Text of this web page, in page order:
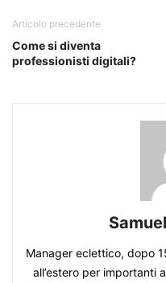
Articolo precedente
Come si diventa
professionisti digitali?
Manager eclettico, dopo
all’estero per importanti